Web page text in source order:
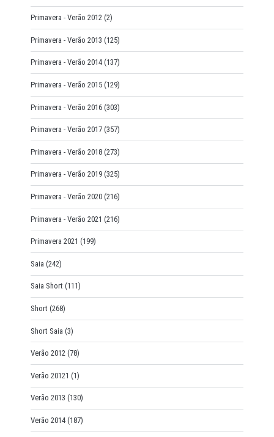
Primavera - Verão 2012 (2)
Primavera - Verão 2013 (125)
Primavera - Verão 2014 (137)
Primavera - Verão 2015 (129)
Primavera - Verão 2016 (303)
Primavera - Verão 2017 (357)
Primavera - Verão 2018 (273)
Primavera - Verão 2019 (325)
Primavera - Verão 2020 (216)
Primavera - Verão 2021 (216)
Primavera 2021 (199)
Saia (242)
Saia Short (111)
Short (268)
Short Saia (3)
Verão 2012 (78)
Verão 20121 (1)
Verão 2013 (130)
Verão 2014 (187)